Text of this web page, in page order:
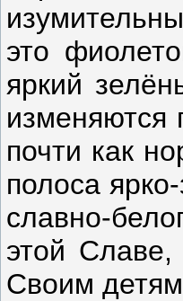
это
яркий
изменяются
почти как
полоса
славно-
этой
Своим